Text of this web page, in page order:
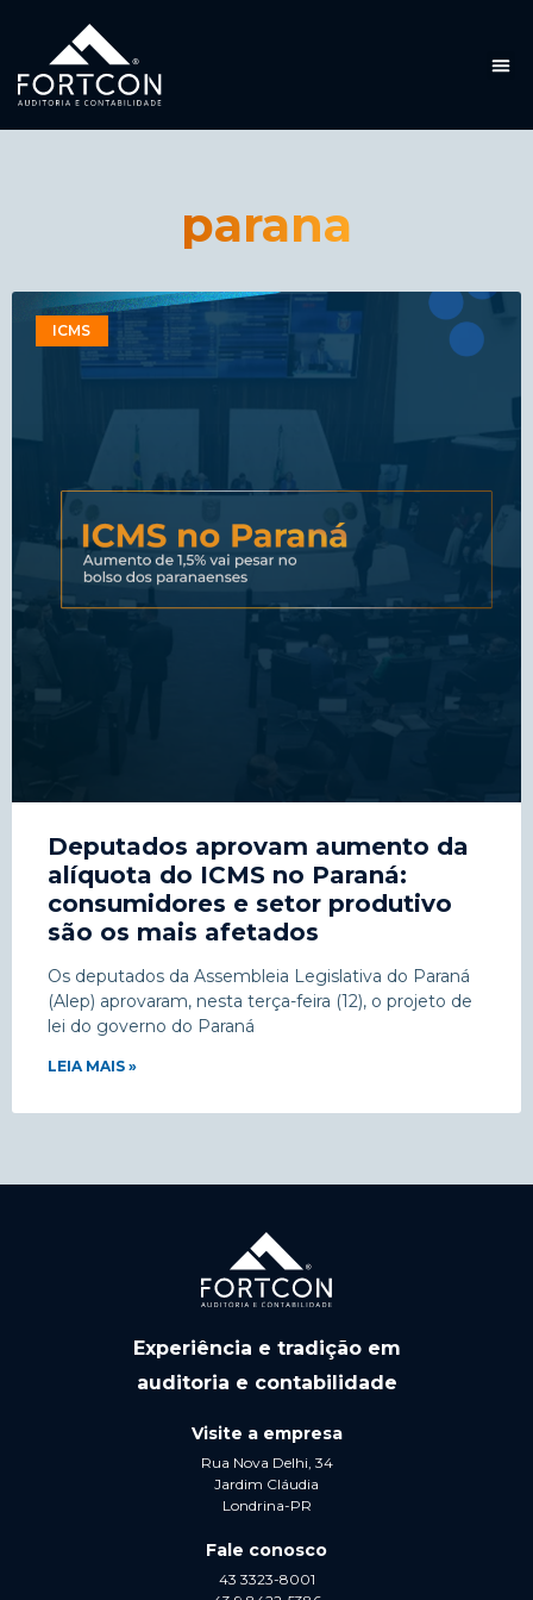
parana
ICMS
Deputados aprovam aumento da
alíquota do ICMS no Paraná:
consumidores e setor produtivo
são os mais afetados
Os deputados da Assembleia Legislativa do Paraná
(Alep) aprovaram, nesta terça-feira (12), o projeto de
lei do governo do Paraná
LEIA MAIS »
Experiência e tradição em
auditoria e contabilidade
Visite a empresa
Rua Nova Delhi, 34
Jardim Cláudia
Londrina-PR
Fale conosco
43 3323-8001